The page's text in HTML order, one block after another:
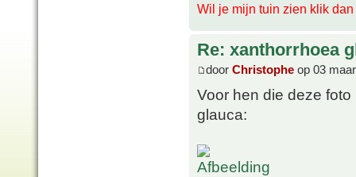
Wil je mijn tuin zien klik dan
Re: xanthorrhoea
door Christophe op 03
Voor hen die deze
glauca: